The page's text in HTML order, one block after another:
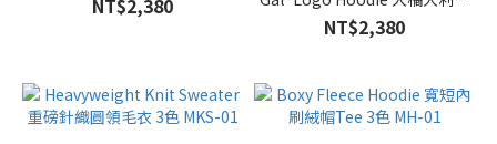
NT$2,380
花帽踢 2色
NT$2,380